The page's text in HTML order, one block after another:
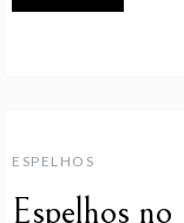
ESPELHOS
Espelhos